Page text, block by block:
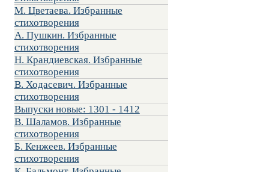
М. Цветаева. Избранные
стихотворения
А. Пушкин. Избранные
стихотворения
Н. Крандиевская. Избранные
стихотворения
В. Ходасевич. Избранные
стихотворения
Выпуски новые: 1301 - 1412
В. Шаламов. Избранные
стихотворения
Б. Кенжеев. Избранные
стихотворения